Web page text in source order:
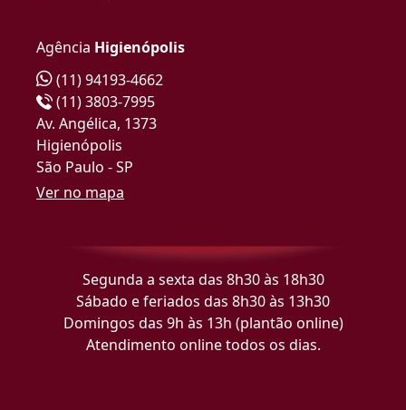
Agência Higienópolis
(11) 94193-4662
(11) 3803-7995
Av. Angélica, 1373
Higienópolis
São Paulo - SP
Ver no mapa
Segunda a sexta das 8h30 às 18h30
Sábado e feriados das 8h30 às 13h30
Domingos das 9h às 13h (plantão online)
Atendimento online todos os dias.